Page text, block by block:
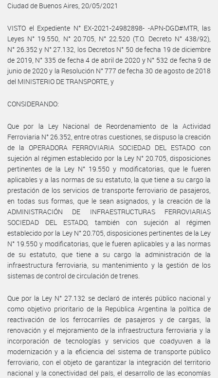
Ciudad de Buenos Aires, 20/05/2021
VISTO el Expediente N° EX-2021-24982898- -APN-DGD#MTR, las
Leyes N° 19.550, N° 20.705, N° 22.520 (T.O. Decreto N° 438/92),
N° 26.352 y N° 27.132, los Decretos N° 50 de fecha 19 de diciembre
de 2019, N° 335 de fecha 4 de abril de 2020 y N° 532 de fecha 9 de
junio de 2020 y la Resolución N° 777 de fecha 30 de agosto de 2018
del MINISTERIO DE TRANSPORTE, y
CONSIDERANDO:
Que por la Ley Nacional de Reordenamiento de la Actividad
Ferroviaria N° 26.352, entre otras cuestiones, se dispuso la creación
de la OPERADORA FERROVIARIA SOCIEDAD DEL ESTADO con
sujeción al régimen establecido por la Ley N° 20.705, disposiciones
pertinentes de la Ley N° 19.550 y modificatorias, que le fueren
aplicables y a las normas de su estatuto, la que tiene a su cargo la
prestación de los servicios de transporte ferroviario de pasajeros,
en todas sus formas, que le sean asignados, y la creación de la
ADMINISTRACIÓN DE INFRAESTRUCTURAS FERROVIARIAS
SOCIEDAD DEL ESTADO, también con sujeción al régimen
establecido por la Ley N° 20.705, disposiciones pertinentes de la Ley
N° 19.550 y modificatorias, que le fueren aplicables y a las normas
de su estatuto, que tiene a su cargo la administración de la
infraestructura ferroviaria, su mantenimiento y la gestión de los
sistemas de control de circulación de trenes.
Que por la Ley N° 27.132 se declaró de interés público nacional y
como objetivo prioritario de la República Argentina la política de
reactivación de los ferrocarriles de pasajeros y de cargas, la
renovación y el mejoramiento de la infraestructura ferroviaria y la
incorporación de tecnologías y servicios que coadyuven a la
modernización y a la eficiencia del sistema de transporte público
ferroviario, con el objeto de garantizar la integración del territorio
nacional y la conectividad del país, el desarrollo de las economías